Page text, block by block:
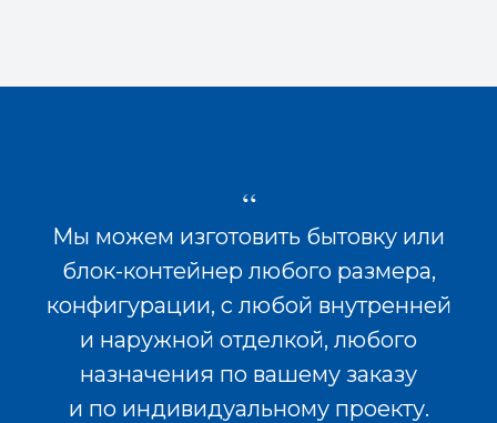
“
Мы можем изготовить бытовку или
блок-контейнер любого размера,
конфигурации, с любой внутренней
и наружной отделкой, любого
назначения по вашему заказу
и по индивидуальному проекту.